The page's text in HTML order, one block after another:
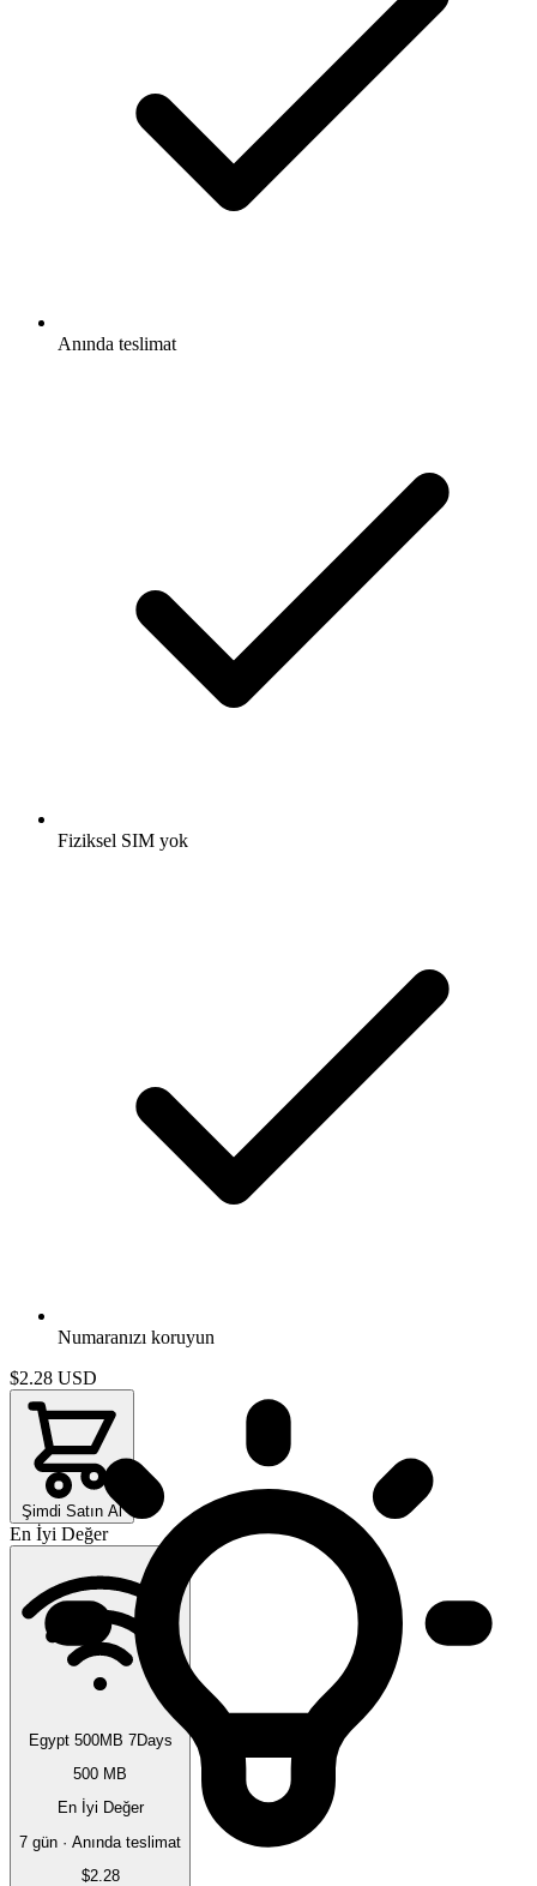
Anında teslimat
Fiziksel SIM yok
Numaranızı koruyun
$2.28 USD
Şimdi Satın Al
En İyi Değer
Egypt 500MB 7Days
500 MB
En İyi Değer
7 gün · Anında teslimat
$2.28